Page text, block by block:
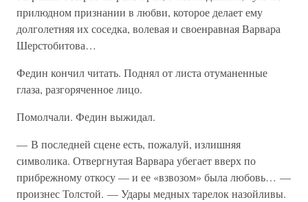
прилюдном признании в любви, которое делает ему
долголетняя их соседка, волевая и своенравная Варвара
Шерстобитова…
Федин кончил читать. Поднял от листа отуманенные
глаза, разгоряченное лицо.
Помолчали. Федин выжидал.
— В последней сцене есть, пожалуй, излишняя
символика. Отвергнутая Варвара убегает вверх по
прибрежному откосу — и ее «взвозом» была любовь… —
произнес Толстой. — Удары медных тарелок назойливы.